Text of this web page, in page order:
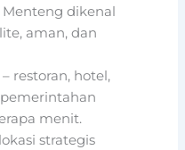
dikenal
aman, dan
restoran, hotel,
menit.
strategis